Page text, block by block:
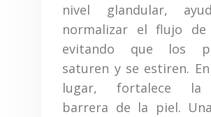
nivel glandular,
normalizar el flujo
evitando que los
saturen y se estiren.
lugar, fortalece la
barrera de la piel.